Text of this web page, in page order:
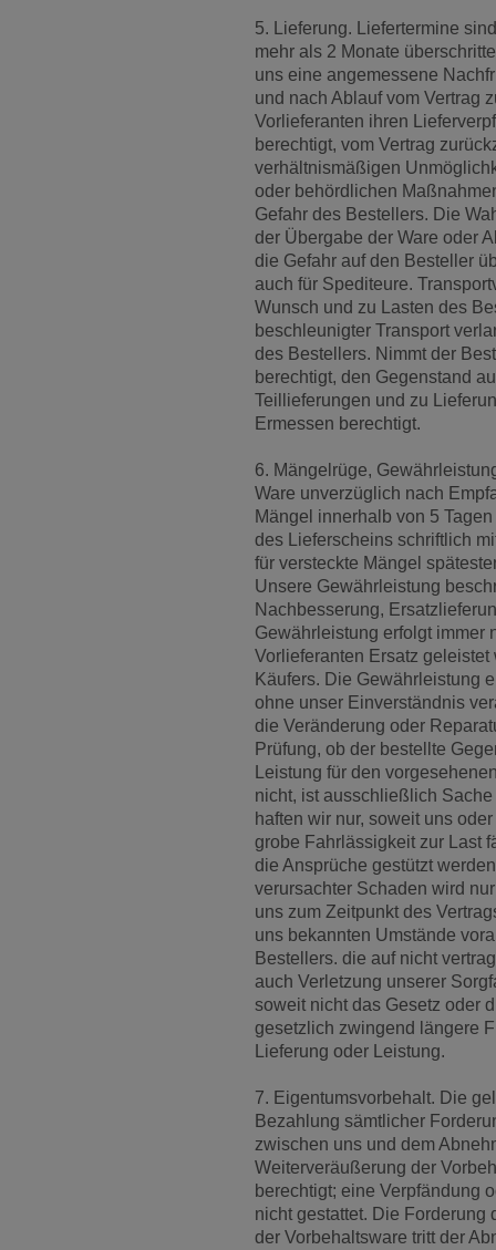
5. Lieferung. Liefertermine
mehr als 2 Monate
uns eine angemessene
und nach Ablauf vom Vertrag
Vorlieferanten ihren
berechtigt, vom Vertrag
verhältnismäßigen
oder behördlichen
Gefahr des Bestellers. Die
der Übergabe der Ware oder
die Gefahr auf den Besteller
auch für Spediteure.
Wunsch und zu Lasten des
beschleunigter Transport
des Bestellers. Nimmt der
berechtigt, den Gegenstand
Teillieferungen und zu
Ermessen berechtigt.
6. Mängelrüge,
Ware unverzüglich nach
Mängel innerhalb von 5
des Lieferscheins schriftlich
für versteckte Mängel
Unsere Gewährleistung
Nachbesserung,
Gewährleistung erfolgt immer
Vorlieferanten Ersatz
Käufers. Die Gewährleistung
ohne unser Einverständnis
die Veränderung oder
Prüfung, ob der bestellte
Leistung für den
nicht, ist ausschließlich
haften wir nur, soweit uns
grobe Fahrlässigkeit zur Last
die Ansprüche gestützt
verursachter Schaden wird
uns zum Zeitpunkt des
uns bekannten Umstände
Bestellers. die auf nicht
auch Verletzung unserer
soweit nicht das Gesetz oder
gesetzlich zwingend längere
Lieferung oder Leistung.
7. Eigentumsvorbehalt. Die
Bezahlung sämtlicher
zwischen uns und dem
Weiterveräußerung der
berechtigt; eine Verpfändung
nicht gestattet. Die Forderung
der Vorbehaltsware tritt der